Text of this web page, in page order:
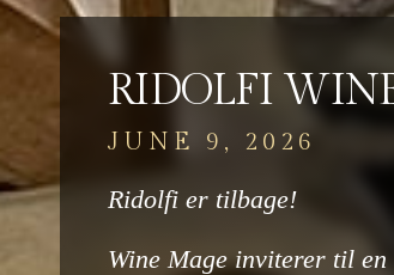
RIDOLFI
JUNE 9, 2026
Ridolfi er tilbage!
Wine Mage inviterer til